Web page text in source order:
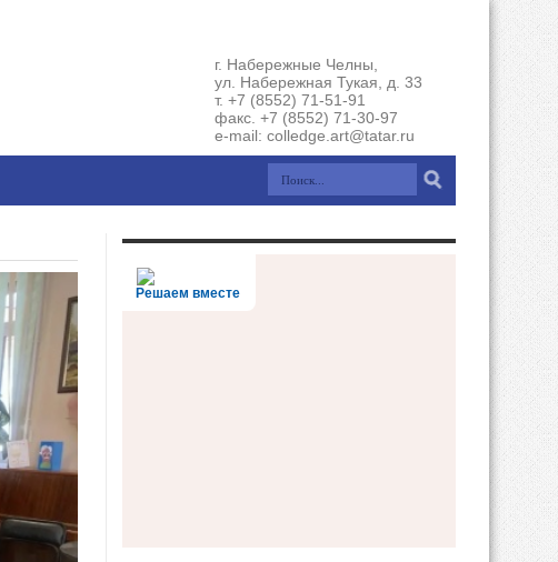
г. Набережные Челны,
ул. Набережная Тукая, д. 33
т. +7 (8552) 71-51-91
факс. +7 (8552) 71-30-97
e-mail: colledge.art@tatar.ru
Решаем вместе